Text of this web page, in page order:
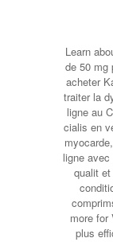
Learn
de 50 mg
acheter
traiter la
ligne au
cialis en
ligne
qualit
more for
plus